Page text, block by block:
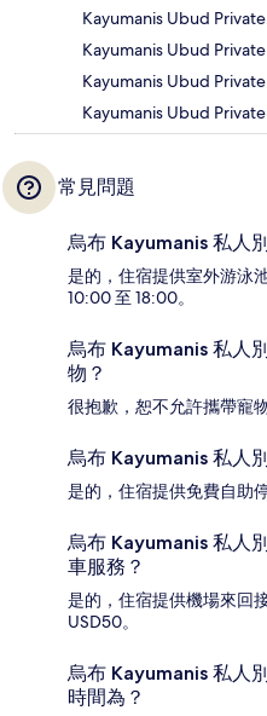
Kayumanis Ubud
Kayumanis Ubud
Kayumanis Ubud
Kayumanis Ubud
常見問題
烏布 Kayumanis 私人
是的，住宿提供室外游泳
10:00 至 18:00。
烏布 Kayumanis 私人
物？
很抱歉，恕不允許攜帶寵
烏布 Kayumanis 私人
是的，住宿提供免費自助
烏布 Kayumanis 私人
車服務？
是的，住宿提供機場來回
USD50。
烏布 Kayumanis 私人
時間為？